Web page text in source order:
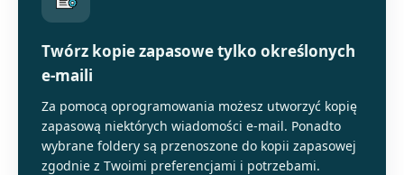
Twórz kopie zapasowe tylko określonych
e-maili
Za pomocą oprogramowania możesz utworzyć kopię
zapasową niektórych wiadomości e-mail. Ponadto
wybrane foldery są przenoszone do kopii zapasowej
zgodnie z Twoimi preferencjami i potrzebami.